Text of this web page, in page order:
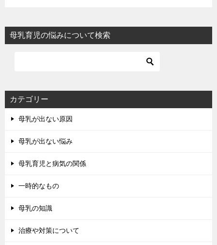
母乳育児の悩みについて検索
カテゴリー
母乳が出ない原因
母乳が出ない悩み
母乳育児と病気の関係
一時的なもの
母乳の知識
治療や対策について